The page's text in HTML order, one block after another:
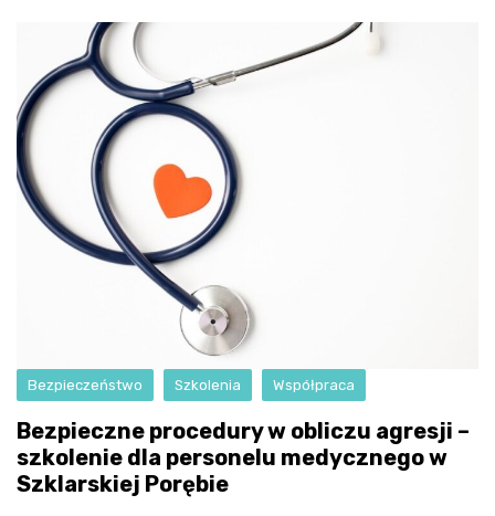
Bezpieczeństwo Szkolenia Współpraca
Bezpieczne procedury w obliczu agresji –
szkolenie dla personelu medycznego w
Szklarskiej Porębie